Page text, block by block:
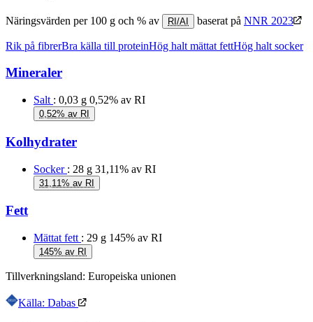
Näringsvärden per 100 g och % av RI/AI baserat på NNR 2023
Rik på fibrerBra källa till proteinHög halt mättat fettHög halt socker
Mineraler
Salt : 0,03 g 0,52% av RI
0,52% av RI
Kolhydrater
Socker : 28 g 31,11% av RI
31,11% av RI
Fett
Mättat fett : 29 g 145% av RI
145% av RI
Tillverkningsland: Europeiska unionen
Källa: Dabas